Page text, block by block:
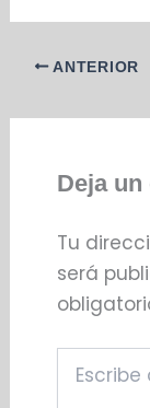
ANTERIOR
Deja
Tu
será
aquí...